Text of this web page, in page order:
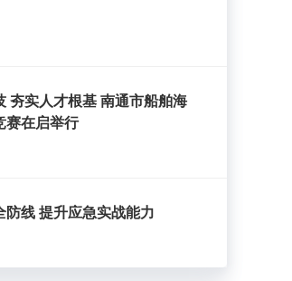
夯实人才根基 南通市船舶海
赛在启举行
防线 提升应急实战能力